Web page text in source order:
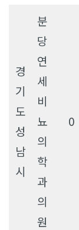
경
기
도
성
남
시
분
당
연
세
비
뇨
의
학
과
의
원
0